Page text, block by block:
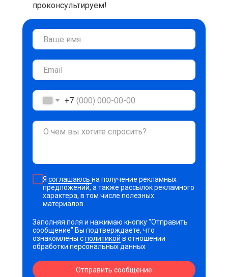
проконсультируем!
+7
Я соглашаюсь на получение рекламных
предложений, а также рассылок рекламного
характера, в том числе полезных
материалов
Заполняя поля и нажимаю кнопку "Отправить
сообщение" Вы подтверждаете, что
ознакомлены сполитикой в отношении
обработки персональных данных
Отправить сообщение